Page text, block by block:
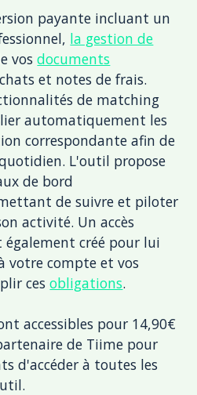
payante incluant un
la gestion de
vosdocuments
et notes de frais.
de matching
automatiquement les
correspondante afin de
L'outil propose
de bord
de suivre et piloter
activité. Un accès
créé pour lui
votre compte et vos
cesobligations.
accessibles pour 14,90€
de Tiime pour
d'accéder à toutes les